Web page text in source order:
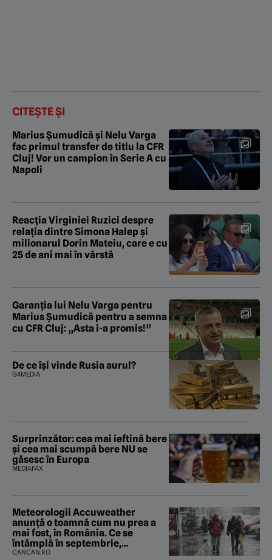
CITEȘTE ȘI
Marius Șumudică și Nelu Varga
fac primul transfer de titlu la CFR
Cluj! Vor un campion în Serie A cu
Napoli
Reacția Virginiei Ruzici despre
relația dintre Simona Halep și
milionarul Dorin Mateiu, care e cu
25 de ani mai în vârstă
Garanția lui Nelu Varga pentru
Marius Șumudică pentru a semna
cu CFR Cluj: „Asta i-a promis!”
De ce își vinde Rusia aurul?
G4MEDIA
Surprinzător: cea mai ieftină bere
și cea mai scumpă bere NU se
găsesc în Europa
MEDIAFAX
Meteorologii Accuweather
anunță o toamnă cum nu prea a
mai fost, în România. Ce se
întâmplă în septembrie,
octombrie și noiembrie 2026, în
CANCAN.RO